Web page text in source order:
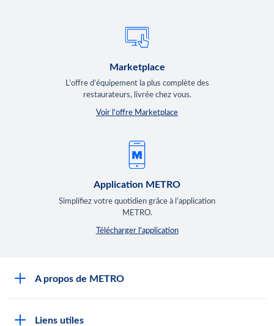
Marketplace
L’offre d’équipement la plus complète des
restaurateurs, livrée chez vous.
Voir l'offre Marketplace
Application METRO
Simplifiez votre quotidien grâce à l’application
METRO.
Télécharger l'application
A propos de METRO
Liens utiles